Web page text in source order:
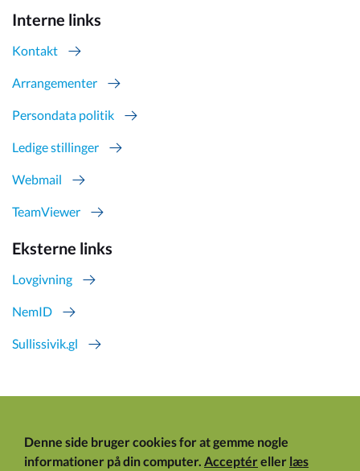
Interne links
Kontakt
Arrangementer
Persondata politik
Ledige stillinger
Webmail
TeamViewer
Eksterne links
Lovgivning
NemID
Sullissivik.gl
Denne side bruger cookies for at gemme nogle
informationer på din computer. Acceptéreller læs